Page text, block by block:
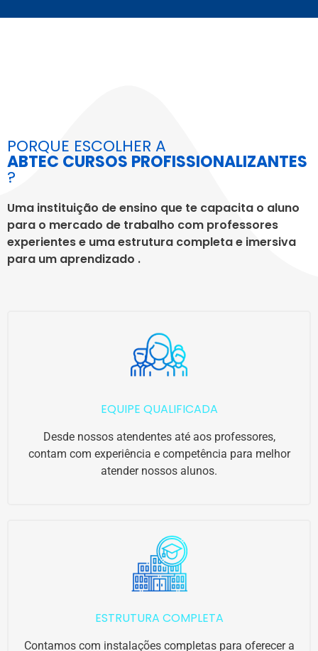
PORQUE ESCOLHER A
ABTEC CURSOS PROFISSIONALIZANTES
?
Uma instituição de ensino que te capacita o aluno
para o mercado de trabalho com professores
experientes e uma estrutura completa e imersiva
para um aprendizado .
EQUIPE QUALIFICADA
Desde nossos atendentes até aos professores,
contam com experiência e competência para melhor
atender nossos alunos.
ESTRUTURA COMPLETA
Contamos com instalações completas para oferecer a